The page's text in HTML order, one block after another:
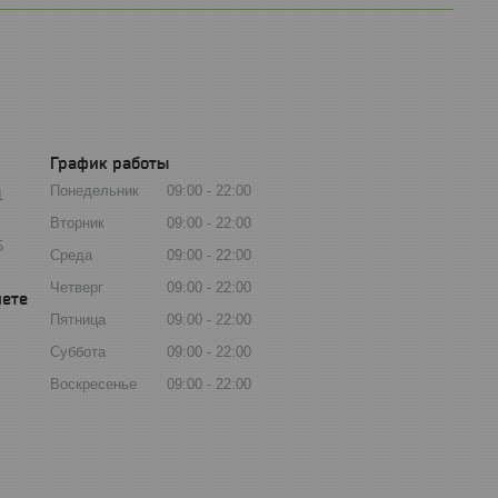
График работы
Понедельник 09:00
22:00
Вторник
09:00
22:00
Среда
09:00
22:00
Четверг
09:00
22:00
Пятница
09:00
22:00
Суббота
09:00
22:00
Воскресенье
09:00 22:00